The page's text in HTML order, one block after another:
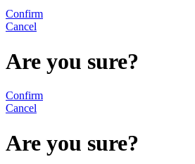
Confirm
Cancel
Are you sure?
Confirm
Cancel
Are you sure?